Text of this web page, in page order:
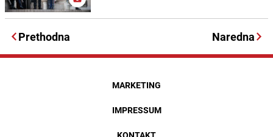
Prethodna Naredna
MARKETING
IMPRESSUM